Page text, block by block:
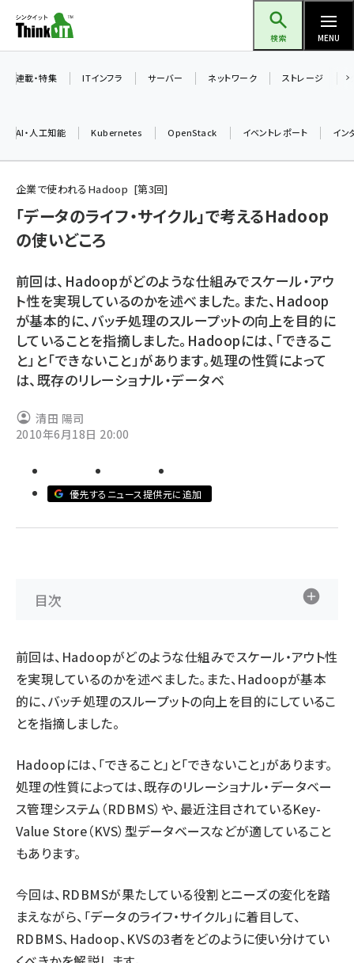
ン
ツ
検索 MENU
加藤銘のチーム貢献～仲間と築いた勝利の絆～ (2352)
iot女子会 (2305)
drupal (1984)
genai (1506)
abc123 (1382)
ai crunch (1375)
連載・特集 ITインフラ サーバー ネットワーク ストレージ
AI・人工知能 Kubernetes OpenStack イベントレポート イン
企業で使われるHadoop 第3回
「データのライフ・サイクル」で考えるHadoop
の使いどころ
前回は、Hadoopがどのような仕組みでスケール・アウ
ト性を実現しているのかを述べました。また、Hadoop
が基本的に、バッチ処理のスループットの向上を目的に
していることを指摘しました。Hadoopには、「できるこ
と」と「できないこと」があります。処理の性質によって
は、既存のリレーショナル・データベ
清田 陽司
2010年6月18日 20:00
優先するニュース提供元に追加
目次
前回は、Hadoopがどのような仕組みでスケール・アウト性
を実現しているのかを述べました。また、Hadoopが基本
的に、バッチ処理のスループットの向上を目的にしているこ
とを指摘しました。
Hadoopには、「できること」と「できないこと」があります。
処理の性質によっては、既存のリレーショナル・データベー
ス管理システム（RDBMS）や、最近注目されているKey-
Value Store（KVS）型データベースなどが適していること
もあります。
今回は、RDBMSが果たしている役割とニーズの変化を踏
まえながら、「データのライフ・サイクル」に着目して、
RDBMS、Hadoop、KVSの3者をどのように使い分けてい